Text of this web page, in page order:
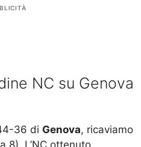
NC su Genova
36 di Genova, ricaviamo